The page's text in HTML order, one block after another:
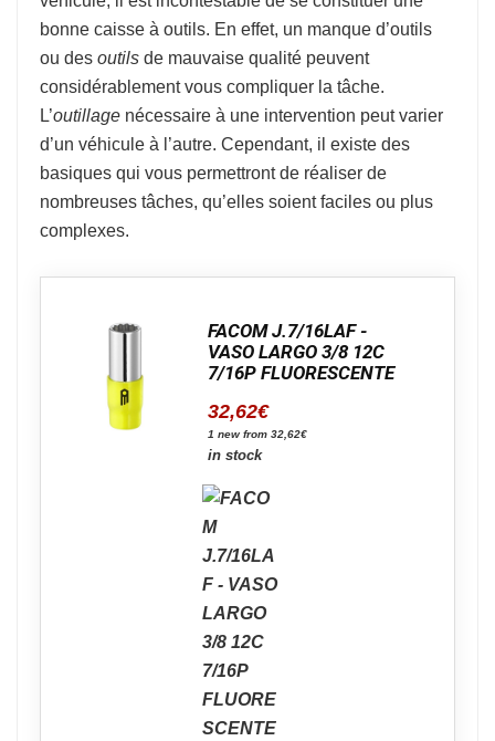
bonne caisse à outils. En effet, un manque d’outils
ou des outils de mauvaise qualité peuvent
considérablement vous compliquer la tâche.
L’outillage nécessaire à une intervention peut varier
d’un véhicule à l’autre. Cependant, il existe des
basiques qui vous permettront de réaliser de
nombreuses tâches, qu’elles soient faciles ou plus
complexes.
FACOM J.7/16LAF -
VASO LARGO 3/8 12C
7/16P FLUORESCENTE
32,62€
1 new from 32,62€
in stock